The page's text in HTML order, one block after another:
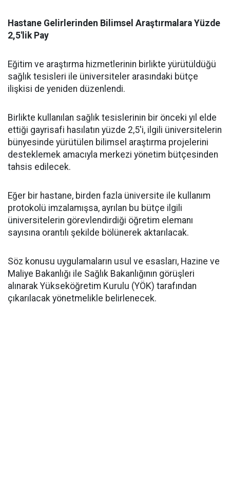
​Hastane Gelirlerinden Bilimsel Araştırmalara Yüzde
2,5'lik Pay
​Eğitim ve araştırma hizmetlerinin birlikte yürütüldüğü
sağlık tesisleri ile üniversiteler arasındaki bütçe
ilişkisi de yeniden düzenlendi.
​Birlikte kullanılan sağlık tesislerinin bir önceki yıl elde
ettiği gayrisafi hasılatın yüzde 2,5'i, ilgili üniversitelerin
bünyesinde yürütülen bilimsel araştırma projelerini
desteklemek amacıyla merkezi yönetim bütçesinden
tahsis edilecek.
​Eğer bir hastane, birden fazla üniversite ile kullanım
protokolü imzalamışsa, ayrılan bu bütçe ilgili
üniversitelerin görevlendirdiği öğretim elemanı
sayısına orantılı şekilde bölünerek aktarılacak.
​Söz konusu uygulamaların usul ve esasları, Hazine ve
Maliye Bakanlığı ile Sağlık Bakanlığının görüşleri
alınarak Yükseköğretim Kurulu (YÖK) tarafından
çıkarılacak yönetmelikle belirlenecek.